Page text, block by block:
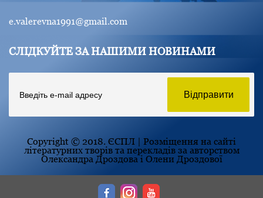
e.valerevna1991@gmail.com
СЛІДКУЙТЕ ЗА НАШИМИ НОВИНАМИ
Copyright © 2018. ЄСПЛ | Розміщення на сайті
літературних творів та перекладів за авторством
Олександра Дроздова і Олени Дроздової